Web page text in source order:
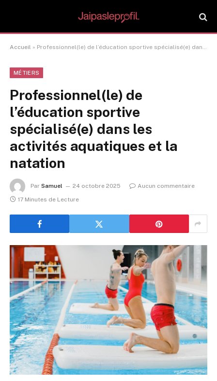
Accueil » Professionnel(le) de l’éducation sportive spécialisé(e) dans les activités aquatiques et la natation
MÉTIERS
Professionnel(le) de
l’éducation sportive
spécialisé(e) dans les
activités aquatiques et la
natation
Par Samuel 24 octobre 2025
Aucun commentaire
17 Minutes de Lecture